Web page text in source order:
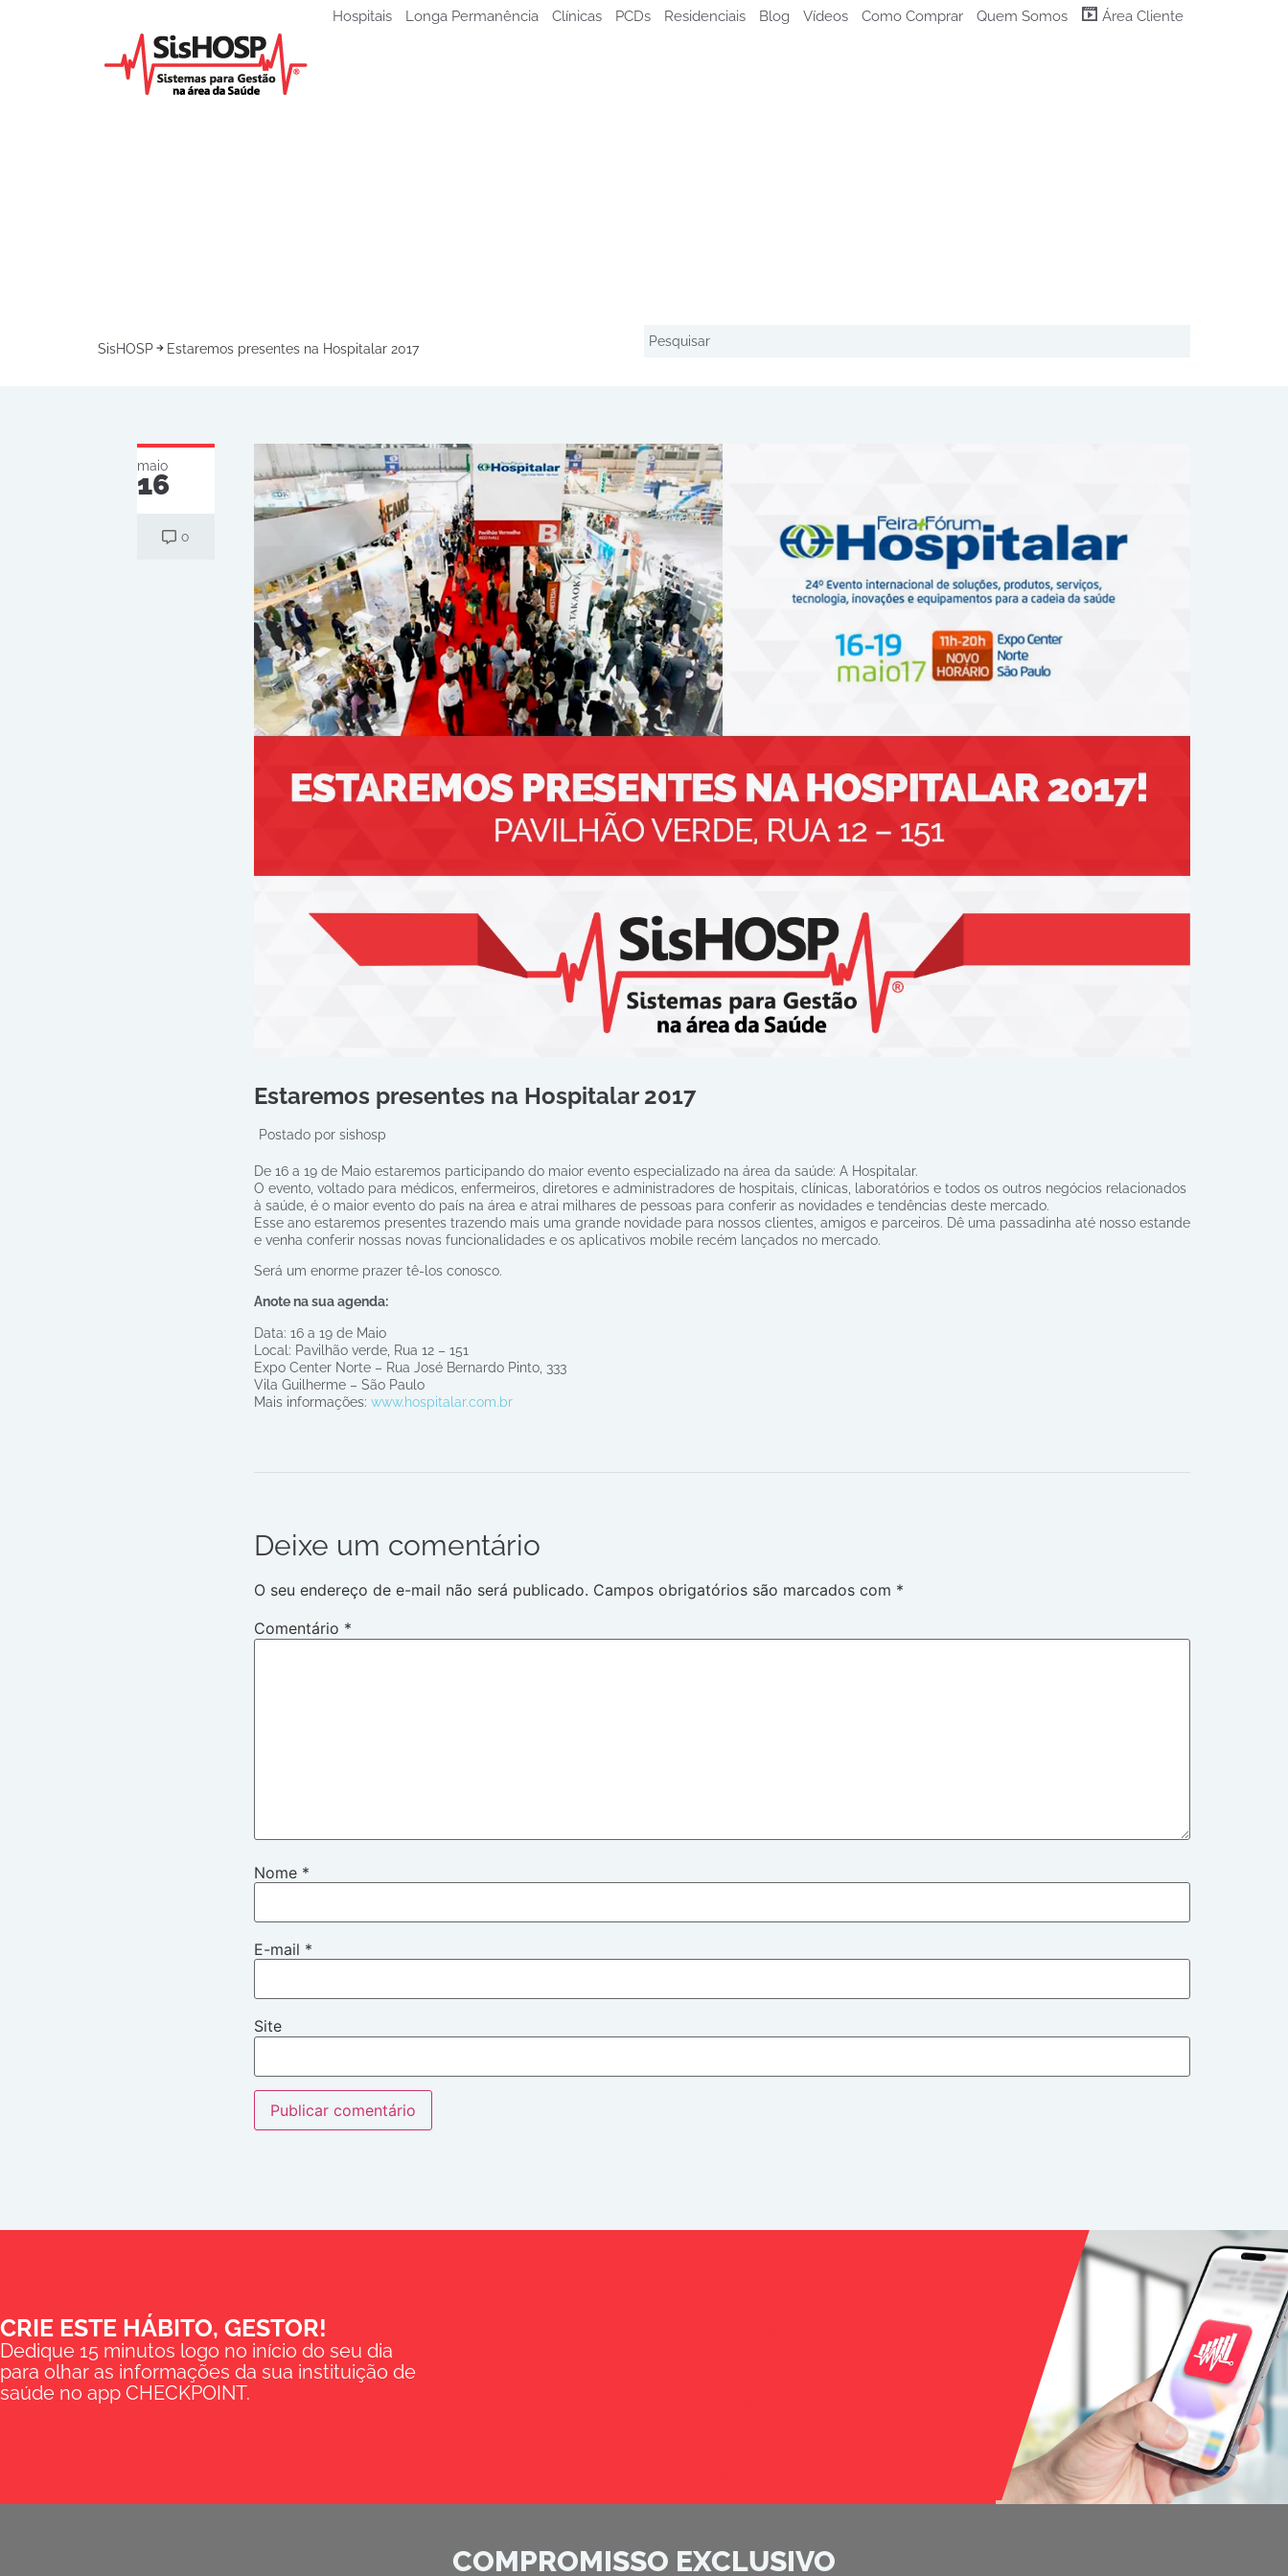
Hospitais Longa Permanência Clínicas PCDs Residenciais Blog Vídeos Como Comprar Quem Somos Área Cliente
SisHOSP Estaremos presentes na Hospitalar 2017
maio
16
o
Estaremos presentes na Hospitalar 2017
Postado por sishosp
De 16 a 19 de Maio estaremos participando do maior evento especializado na área da saúde: A Hospitalar.
O evento, voltado para médicos, enfermeiros, diretores e administradores de hospitais, clínicas, laboratórios e todos os outros negócios relacionados
à saúde, é o maior evento do país na área e atrai milhares de pessoas para conferir as novidades e tendências deste mercado.
Esse ano estaremos presentes trazendo mais uma grande novidade para nossos clientes, amigos e parceiros. Dê uma passadinha até nosso estande
e venha conferir nossas novas funcionalidades e os aplicativos mobile recém lançados no mercado.
Será um enorme prazer tê-los conosco.
Anote na sua agenda:
Data: 16 a 19 de Maio
Local: Pavilhão verde, Rua 12 – 151
Expo Center Norte – Rua José Bernardo Pinto, 333
Vila Guilherme – São Paulo
Mais informações: www.hospitalar.com.br
Deixe um comentário
O seu endereço de e-mail não será publicado. Campos obrigatórios são marcados com *
Comentário *
Nome *
E-mail *
Site
CRIE ESTE HÁBITO, GESTOR!
Dedique 15 minutos logo no início do seu dia
para olhar as informações da sua instituição de
saúde no app CHECKPOINT.
COMPROMISSO EXCLUSIVO